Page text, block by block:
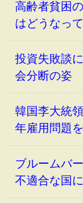
高齢者貧困
はどうなっ
投資失敗談
会分断の姿
韓国李大統
年雇用問題
ブルームバ
不適合な国